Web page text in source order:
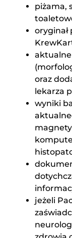
piżama,
oraz
lekarza
wyniki
jeżeli